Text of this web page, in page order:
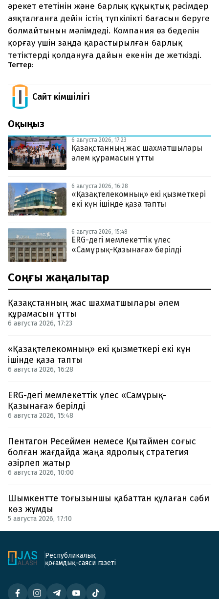
әрекет ететінін және барлық құқықтық рәсімдер
аяқталғанға дейін істің түпкілікті бағасын беруге
болмайтынын мәлімдеді. Компания өз беделін
қорғау үшін заңда қарастырылған барлық
тетіктерді қолдануға дайын екенін де жеткізді.
Тегтер:
Сайт Әкімшілігі
Оқыңыз
6 августа 2026, 17:23
Қазақстанның жас шахматшылары
әлем құрамасын ұтты
6 августа 2026, 16:28
«Қазақтелекомның» екі қызметкері
екі күн ішінде қаза тапты
6 августа 2026, 15:48
ERG-дегі мемлекеттік үлес
«Самұрық-Қазынаға» берілді
Соңғы жаңалықтар
Қазақстанның жас шахматшылары әлем
құрамасын ұтты
6 августа 2026, 17:23
«Қазақтелекомның» екі қызметкері екі күн
ішінде қаза тапты
6 августа 2026, 16:28
ERG-дегі мемлекеттік үлес «Самұрық-
Қазынаға» берілді
6 августа 2026, 15:48
Пентагон Ресеймен немесе Қытаймен соғыс
болған жағдайда жаңа ядролық стратегия
әзірлеп жатыр
6 августа 2026, 10:00
Шымкентте тоғызыншы қабаттан құлаған сәби
көз жұмды
5 августа 2026, 17:10
Республикалық
қоғамдық-саяси газеті